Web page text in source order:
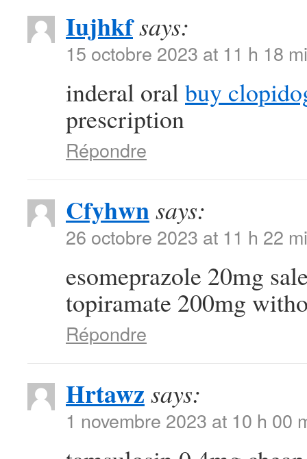
Iujhkfsays:
15 octobre 2023 at 11 h 18
inderal oralbuy
prescription
Répondre
Cfyhwnsays:
26 octobre 2023 at 11 h 22
esomeprazole 20mg
topiramate 200mg
Répondre
Hrtawz says:
1 novembre 2023 at 10 h 00